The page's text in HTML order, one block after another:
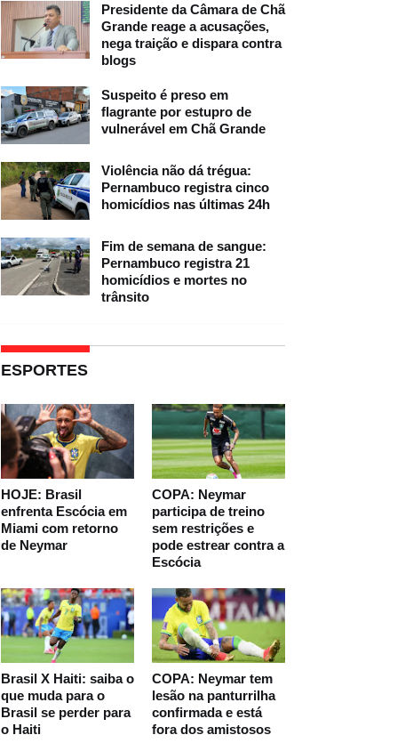
Presidente da Câmara de Chã
Grande reage a acusações,
nega traição e dispara contra
blogs
Suspeito é preso em
flagrante por estupro de
vulnerável em Chã Grande
Violência não dá trégua:
Pernambuco registra cinco
homicídios nas últimas 24h
Fim de semana de sangue:
Pernambuco registra 21
homicídios e mortes no
trânsito
ESPORTES
HOJE: Brasil
enfrenta Escócia em
Miami com retorno
de Neymar
COPA: Neymar
participa de treino
sem restrições e
pode estrear contra a
Escócia
Brasil X Haiti: saiba o
que muda para o
Brasil se perder para
o Haiti
COPA: Neymar tem
lesão na panturrilha
confirmada e está
fora dos amistosos